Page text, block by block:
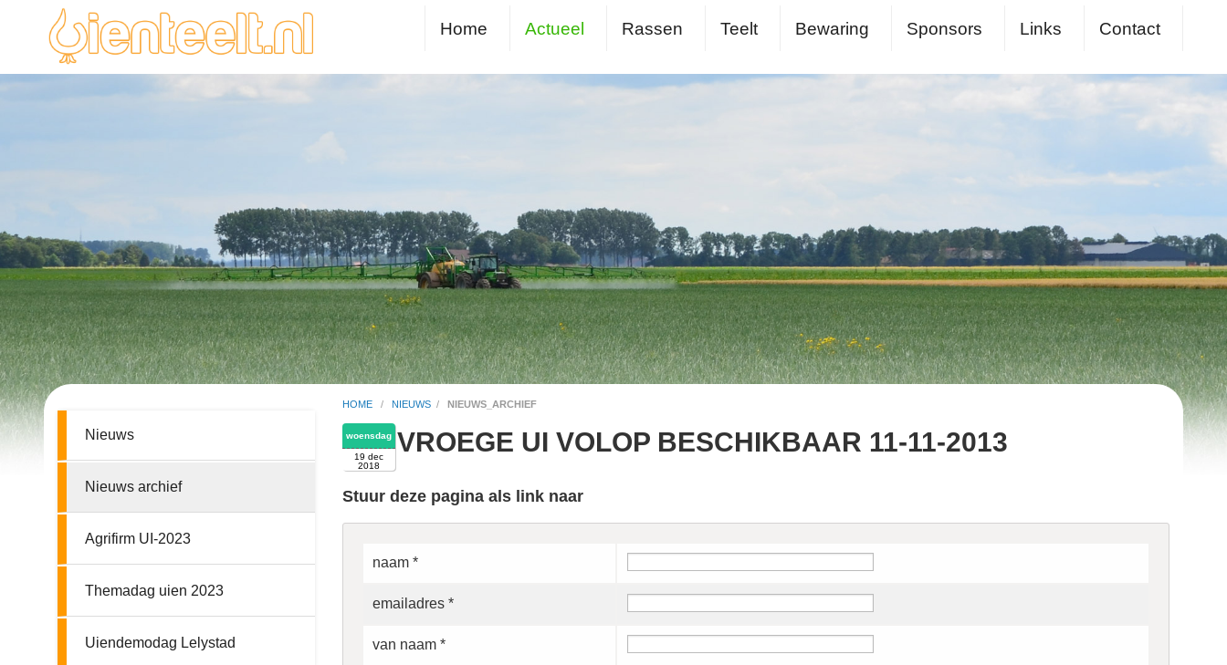
Home Actueel Rassen Teelt Bewaring Sponsors Links Contact
Nieuws
Nieuws archief
Agrifirm UI-2023
Themadag uien 2023
Uiendemodag Lelystad
HOME / NIEUWS / NIEUWS_ARCHIEF
VROEGE UI VOLOP BESCHIKBAAR 11-11-2013
woensdag
19 dec
2018
Stuur deze pagina als link naar
naam *
emailadres *
van naam *